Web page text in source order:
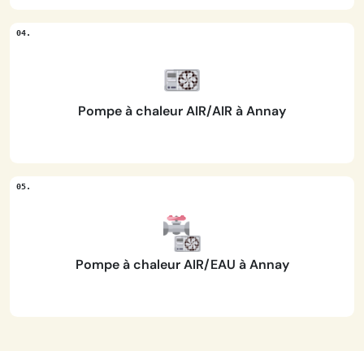
Pompe à chaleur AIR/AIR à Annay
Pompe à chaleur AIR/EAU à Annay